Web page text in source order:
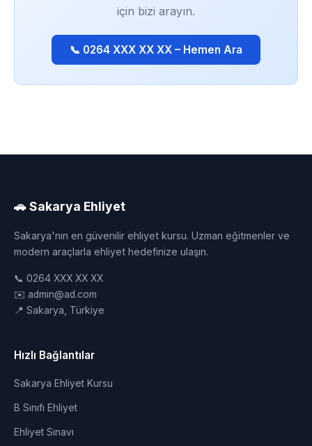
için bizi arayın.
📞 0264 XXX XX XX – Hemen Ara
🚗 Sakarya Ehliyet
Sakarya'nın en güvenilir ehliyet kursu. Uzman eğitmenler ve
modern araçlarla ehliyet hedefinize ulaşın.
📞 0264 XXX XX XX
✉️ admin@ad.com
📍 Sakarya, Türkiye
Hızlı Bağlantılar
Sakarya Ehliyet Kursu
B Sınıfı Ehliyet
Ehliyet Sınavı